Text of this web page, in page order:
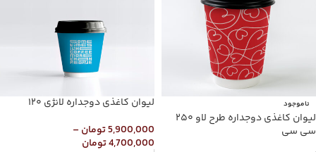
ناموجود
لیوان کاغذی دوجداره طرح لاو ۲۵۰
سی سی
لیوان کاغذی دوجداره لانژی ۱۲۰
5,900,000تومان –
4,700,000تومان